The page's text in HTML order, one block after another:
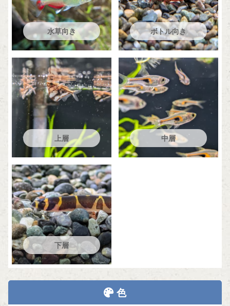
水草向き ボトル向き
上層 中層
下層
色